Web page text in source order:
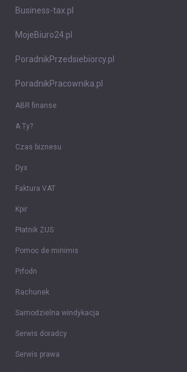
Business-tax.pl
MojeBiuro24.pl
PoradnikPrzedsiebiorcy.pl
PoradnikPracownika.pl
ABR finanse
A Ty?
Czas biznesu
Dyx
Faktura VAT
Kpir
Płatnik ZUS
Pomoc de minimis
Prfodn
Rachunek
Samodzielna windykacja
Serwis doradcy
Serwis prawa